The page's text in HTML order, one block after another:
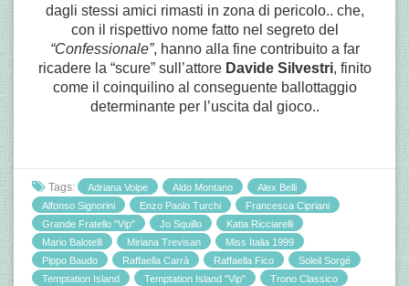
dagli stessi amici rimasti in zona di pericolo.. che,
con il rispettivo nome fatto nel segreto del
“Confessionale”, hanno alla fine contribuito a far
ricadere la “scure” sull’attore Davide Silvestri, finito
come il coinquilino al conseguente ballottaggio
determinante per l’uscita dal gioco..
Tags: Adriana Volpe Aldo Montano
Alex Belli
Alfonso Signorini
Enzo Paolo Turchi
Francesca Cipriani
Grande Fratello "Vip"
Jo Squillo
Katia Ricciarelli
Mario Balotelli
Miriana Trevisan
Miss Italia 1999
Pippo Baudo
Raffaella Carrà Raffaella Fico
Soleil Sorgé
Temptation Island
Temptation Island "Vip" Trono Classico